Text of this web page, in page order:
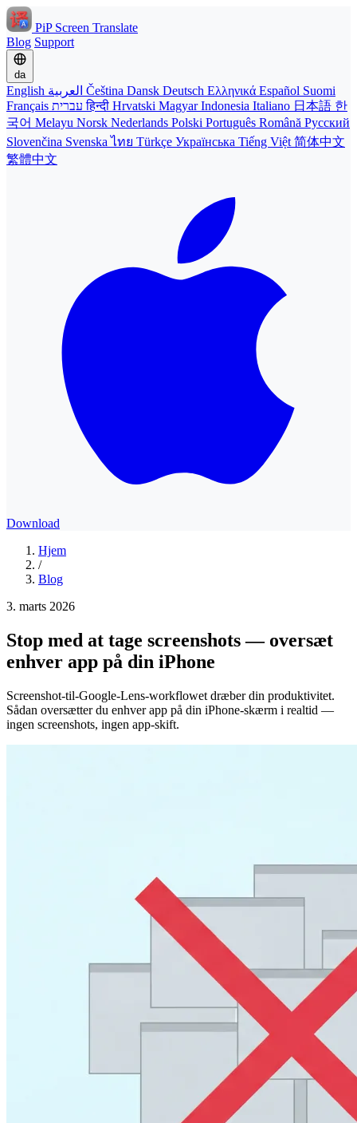
PiP Screen Translate
Blog Support
da
English Čeština Dansk Deutsch Ελληνικά Español Suomi
Français
עבריתहिन्दी Hrvatski MagyarIndonesia Italiano 日本語 한
국어 Melayu Norsk Nederlands Polski Português Română Русский
Slovenčina Svenskaไทย Türkçe Українська Tiếng Việt 简体中文
繁體中文
Download
Hjem
/
Blog
3. marts 2026
Stop med at tage screenshots — oversæt
enhver app på din iPhone
Screenshot-til-Google-Lens-workflowet dræber din produktivitet.
Sådan oversætter du enhver app på din iPhone-skærm i realtid —
ingen screenshots, ingen app-skift.